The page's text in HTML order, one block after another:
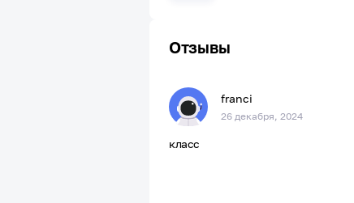
Отзывы
franci
26 декабря, 2024
класс